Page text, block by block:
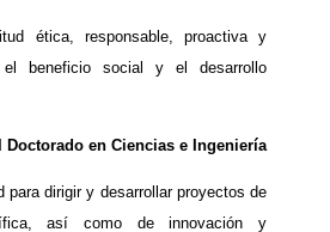
ética, responsable, proactiva y
el beneficio social y el desarrollo
Doctorado en Ciencias e Ingeniería
para dirigir y desarrollar proyectos de
así como de innovación y